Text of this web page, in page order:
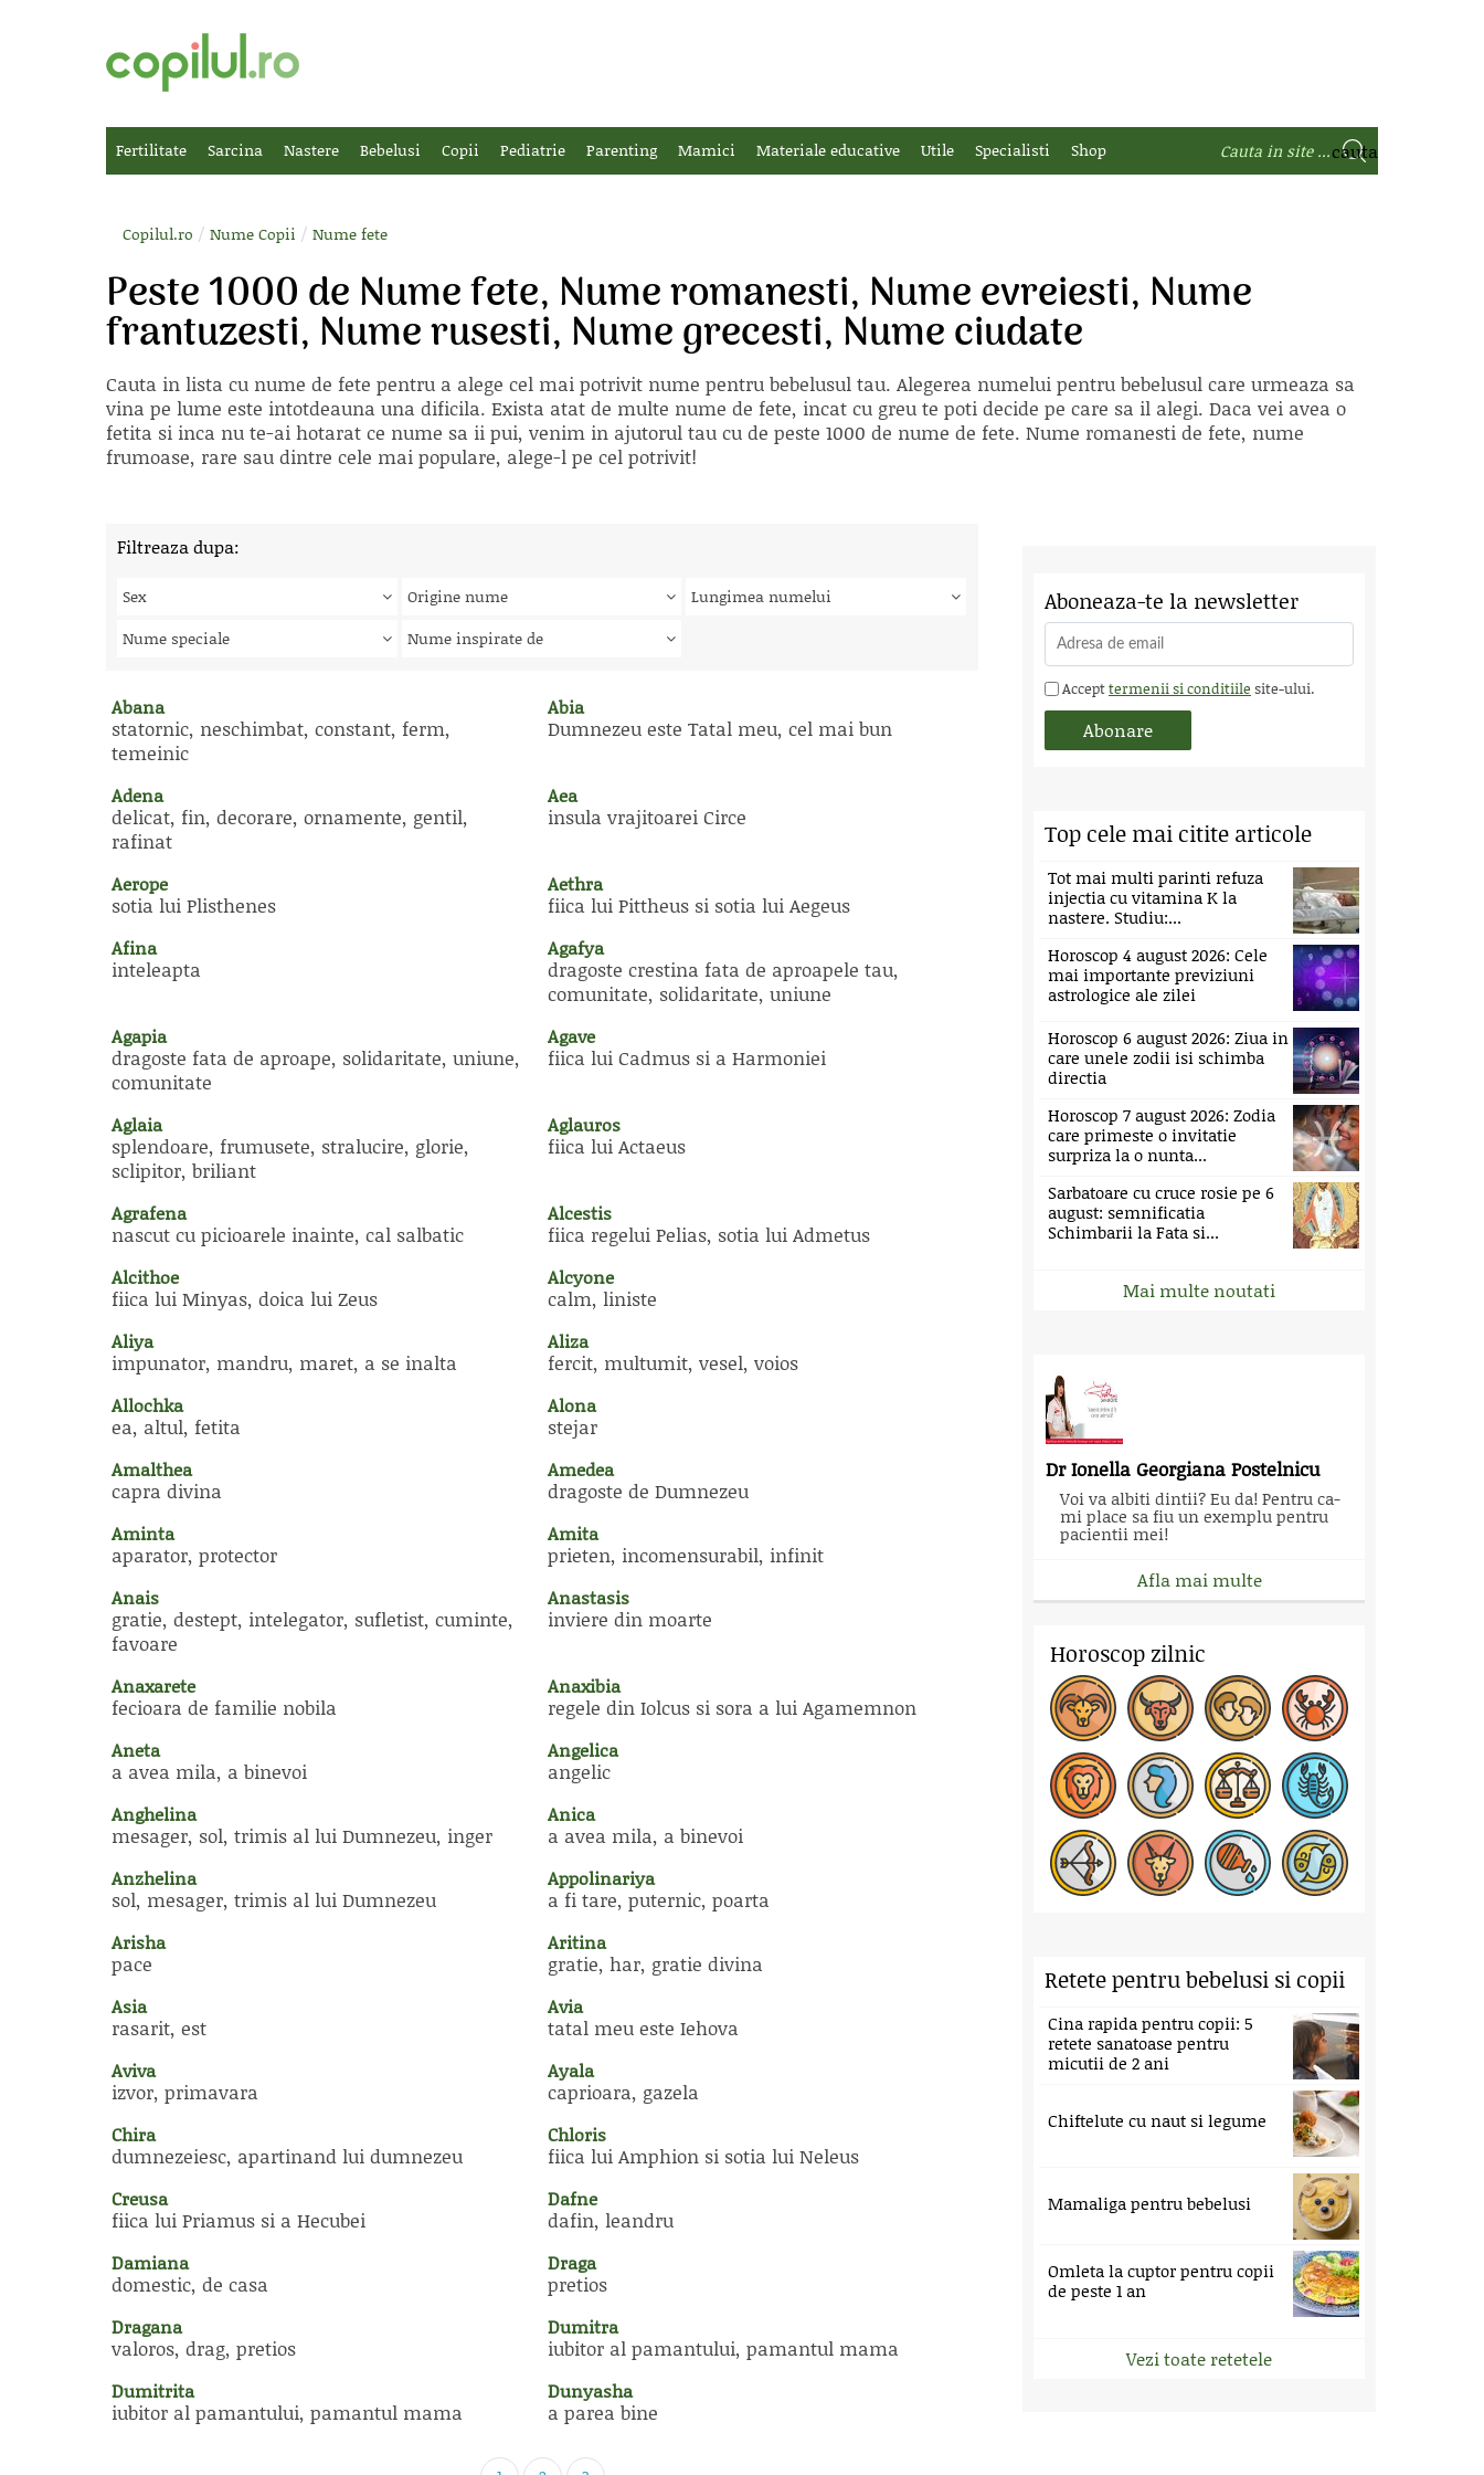
Fertilitate Sarcina Nastere Bebelusi Copii Pediatrie Parenting Mamici Materiale educative Utile Specialisti Shop
Copilul.ro / Nume Copii / Nume fete
Peste 1000 de Nume fete, Nume romanesti, Nume evreiesti, Nume
frantuzesti, Nume rusesti, Nume grecesti, Nume ciudate
Cauta in lista cu nume de fete pentru a alege cel mai potrivit nume pentru bebelusul tau. Alegerea numelui pentru bebelusul care urmeaza sa
vina pe lume este intotdeauna una dificila. Exista atat de multe nume de fete, incat cu greu te poti decide pe care sa il alegi. Daca vei avea o
fetita si inca nu te-ai hotarat ce nume sa ii pui, venim in ajutorul tau cu de peste 1000 de nume de fete. Nume romanesti de fete, nume
frumoase, rare sau dintre cele mai populare, alege-l pe cel potrivit!
Filtreaza dupa:
Sex Origine nume
Lungimea numelui
Nume speciale
Nume inspirate de
Abana
statornic, neschimbat, constant, ferm,
temeinic
Abia
Dumnezeu este Tatal meu, cel mai bun
Adena
delicat, fin, decorare, ornamente, gentil,
rafinat
Aea
insula vrajitoarei Circe
Aerope
sotia lui Plisthenes
Aethra
fiica lui Pittheus si sotia lui Aegeus
Afina
inteleapta
Agafya
dragoste crestina fata de aproapele tau,
comunitate, solidaritate, uniune
Agapia
dragoste fata de aproape, solidaritate, uniune,
comunitate
Agave
fiica lui Cadmus si a Harmoniei
Aglaia
splendoare, frumusete, stralucire, glorie,
sclipitor, briliant
Aglauros
fiica lui Actaeus
Agrafena
nascut cu picioarele inainte, cal salbatic
Alcestis
fiica regelui Pelias, sotia lui Admetus
Alcithoe
fiica lui Minyas, doica lui Zeus
Alcyone
calm, liniste
Aliya
impunator, mandru, maret, a se inalta
Aliza
fercit, multumit, vesel, voios
Allochka
ea, altul, fetita
Alona
stejar
Amalthea
capra divina
Amedea
dragoste de Dumnezeu
Aminta
aparator, protector
Amita
prieten, incomensurabil, infinit
Anais
gratie, destept, intelegator, sufletist, cuminte,
favoare
Anastasis
inviere din moarte
Anaxarete
fecioara de familie nobila
Anaxibia
regele din Iolcus si sora a lui Agamemnon
Aneta
a avea mila, a binevoi
Angelica
angelic
Anghelina
mesager, sol, trimis al lui Dumnezeu, inger
Anica
a avea mila, a binevoi
Anzhelina
sol, mesager, trimis al lui Dumnezeu
Appolinariya
a fi tare, puternic, poarta
Arisha
pace
Aritina
gratie, har, gratie divina
Asia
rasarit, est
Avia
tatal meu este Iehova
Aviva
izvor, primavara
Ayala
caprioara, gazela
Chira
dumnezeiesc, apartinand lui dumnezeu
Chloris
fiica lui Amphion si sotia lui Neleus
Creusa
fiica lui Priamus si a Hecubei
Dafne
dafin, leandru
Damiana
domestic, de casa
Draga
pretios
Dragana
valoros, drag, pretios
Dumitra
iubitor al pamantului, pamantul mama
Dumitrita
iubitor al pamantului, pamantul mama
Dunyasha
a parea bine
Aboneaza-te la newsletter
Accepttermenii si conditiile site-ului.
Top cele mai citite articole
Tot mai multi parinti refuza
injectia cu vitamina K la
nastere. Studiu:...
Horoscop 4 august 2026: Cele
mai importante previziuni
astrologice ale zilei
Horoscop 6 august 2026: Ziua in
care unele zodii isi schimba
directia
Horoscop 7 august 2026: Zodia
care primeste o invitatie
surpriza la o nunta...
Sarbatoare cu cruce rosie pe 6
august: semnificatia
Schimbarii la Fata si...
Mai multe noutati
Dr Ionella Georgiana Postelnicu
Voi va albiti dintii? Eu da! Pentru ca-
mi place sa fiu un exemplu pentru
pacientii mei!
Afla mai multe
Horoscop zilnic
Retete pentru bebelusi si copii
Cina rapida pentru copii: 5
retete sanatoase pentru
micutii de 2 ani
Chiftelute cu naut si legume
Mamaliga pentru bebelusi
Omleta la cuptor pentru copii
de peste 1 an
Vezi toate retetele